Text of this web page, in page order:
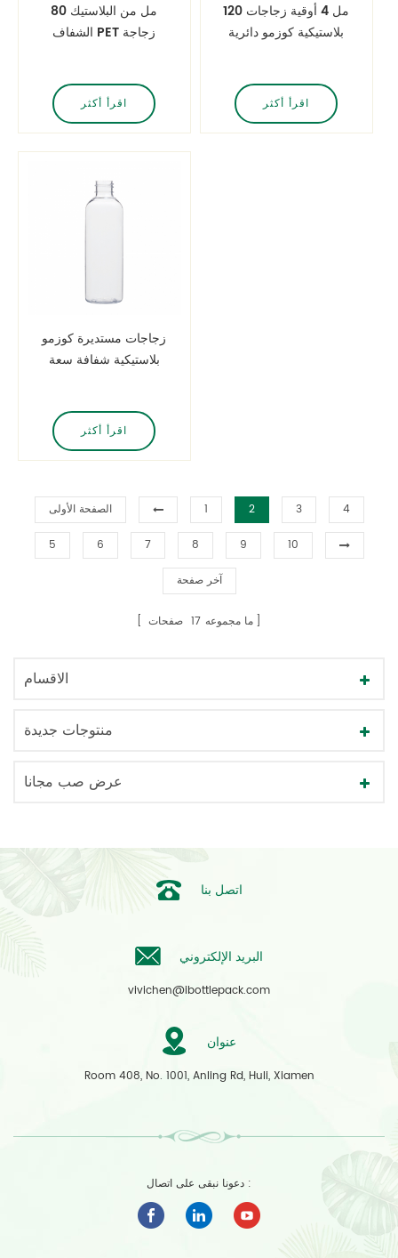
80 مل من البلاستيك
الشفاف PET زجاجة
اقرأ أكثر
120 مل 4 أوقية زجاجات
بلاستيكية كوزمو دائرية
اقرأ أكثر
زجاجات مستديرة كوزمو
بلاستيكية شفافة سعة
اقرأ أكثر
الصفحة الأولى 1 2 3 4
5 6 7 8 9 10
آخر صفحة
ما مجموعه 17 صفحات
الاقسام
منتوجات جديدة
عرض صب مجانا
اتصل بنا
البريد الإلكتروني
vivichen@ibottlepack.com
عنوان
Room 408, No. 1001, Anling Rd, Huli, Xiamen
دعونا نبقى على اتصال :